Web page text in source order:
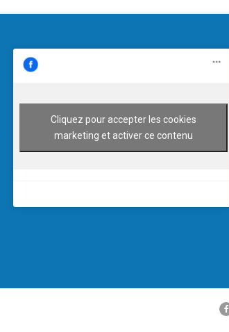
Cliquez pour accepter les cookies
marketing et activer ce contenu